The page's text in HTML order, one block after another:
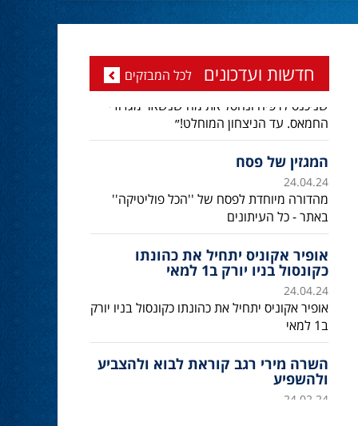
חדשות ועדכונים לכל המבזקים
המגזין של פסח
מהדורה מיוחדת לפסח של ''הכל פוליטיקה''
באתר - כל העיתונים
אופיר אקוניס יתחיל את כהונתו
כקונסול בניו יורק ב1 למאי
24.04.24
אופיר אקוניס יתחיל את כהונתו כקונסול בניו יורק
ב1 למאי
השרה מירי רגב קוראת לבוא ולהצביע
ולהשפיע
24.02.24
השרה מירי רגב קוראת לבוא ולהצביע
ולהשפיע בבחירות המוניציפליות שיתקיימו ביום
שלישי 27-02.
אוהד שגב הפסיד בעכו
28.02.24
עמיחי בן שלוש מקורבו של השר ניר ברקת ניצח
את הבחירות בעכו ויכהן כראש העיר.